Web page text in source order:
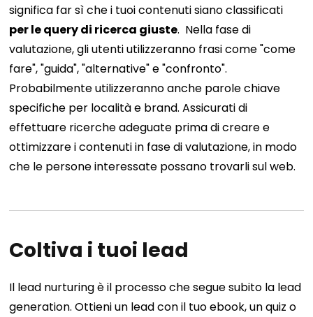
significa far sì che i tuoi contenuti siano classificati
per le query di ricerca giuste. Nella fase di
valutazione, gli utenti utilizzeranno frasi come "come
fare", "guida", "alternative" e "confronto".
Probabilmente utilizzeranno anche parole chiave
specifiche per località e brand. Assicurati di
effettuare ricerche adeguate prima di creare e
ottimizzare i contenuti in fase di valutazione, in modo
che le persone interessate possano trovarli sul web.
Coltiva i tuoi lead
Il lead nurturing è il processo che segue subito la lead
generation. Ottieni un lead con il tuo ebook, un quiz o